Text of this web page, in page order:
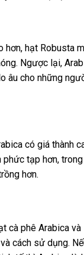
hạt Robusta
Ngược lại,
âu cho những
có giá thành
phức tạp hơn,
hơn.
cà phê Arabica
cách sử dụng.